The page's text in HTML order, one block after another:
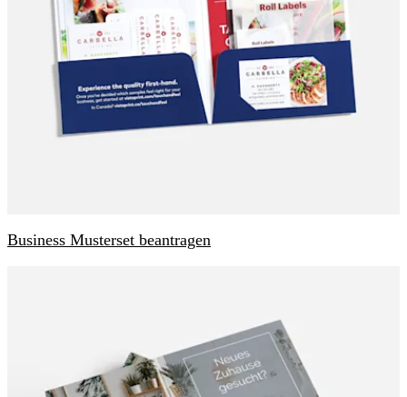
Business Musterset beantragen